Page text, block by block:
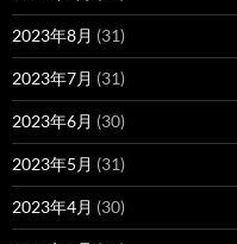
2023年8月 (31)
2023年7月 (31)
2023年6月 (30)
2023年5月 (31)
2023年4月 (30)